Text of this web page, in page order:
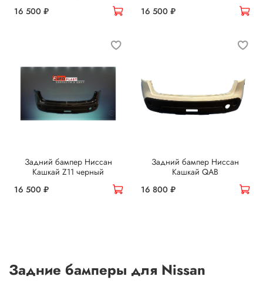
16 500 ₽
16 500 ₽
Задний бампер Ниссан
Кашкай Z11 черный
16 500 ₽
Задний бампер Ниссан
Кашкай QAB
16 800 ₽
Задние бамперы для Nissan